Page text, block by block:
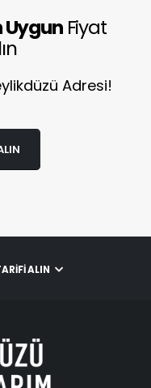
UygunFiyat
Adresi!
ALIN